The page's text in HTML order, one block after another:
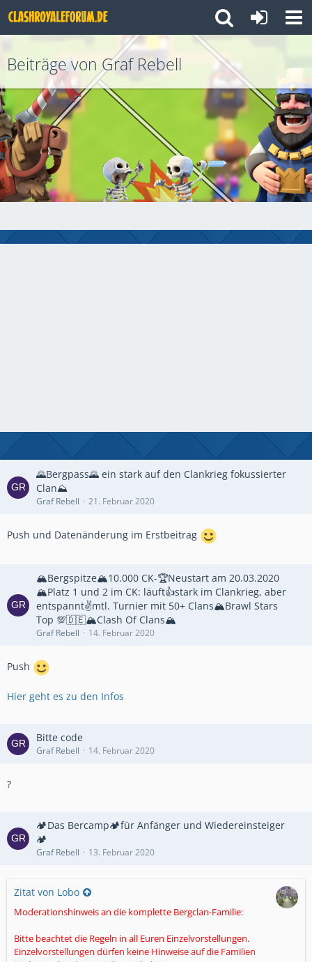
Beiträge von Graf Rebell
🌄Bergpass🌄 ein stark auf den Clankrieg fokussierter
Clan⛰️
Graf Rebell 21. Februar 2020
Push und Datenänderung im Erstbeitrag
🏔️Bergspitze🏔️10.000 CK-🏆Neustart am 20.03.2020
🏔️Platz 1 und 2 im CK: läuft👍stark im Clankrieg, aber
entspannt✌️mtl. Turnier mit 50+ Clans🏔️Brawl Stars
Top 💯🇩🇪🏔️Clash Of Clans🏔️
Graf Rebell 14. Februar 2020
Push
Hier geht es zu den Infos
Bitte code
Graf Rebell 14. Februar 2020
?
🏕️Das Bercamp🏕️für Anfänger und Wiedereinsteiger
🏕️
Graf Rebell 13. Februar 2020
Zitat von Lobo
Moderationshinweis an die komplette Bergclan-Familie:
Bitte beachtet die Regeln in all Euren Einzelvorstellungen.
Einzelvorstellungen dürfen keine Hinweise auf die Familien